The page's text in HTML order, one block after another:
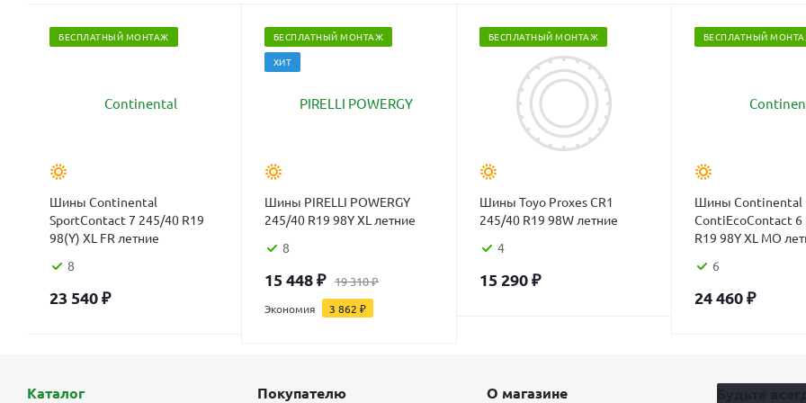
БЕСПЛАТНЫЙ МОНТАЖ
Шины Continental
SportContact 7 245/40 R19
98(Y) XL FR летние
8
23 540₽
БЕСПЛАТНЫЙ МОНТАЖ
ХИТ
Шины PIRELLI POWERGY
245/40 R19 98Y XL летние
8
15 448₽ 19 310₽
Экономия 3 862 ₽
БЕСПЛАТНЫЙ МОНТАЖ
Шины Toyo Proxes CR1
245/40 R19 98W летние
4
15 290₽
БЕСПЛАТНЫЙ
Шины Continental
ContiEcoContact 6
R19 98Y XL MO
6
24 460₽
Каталог Покупателю О магазине